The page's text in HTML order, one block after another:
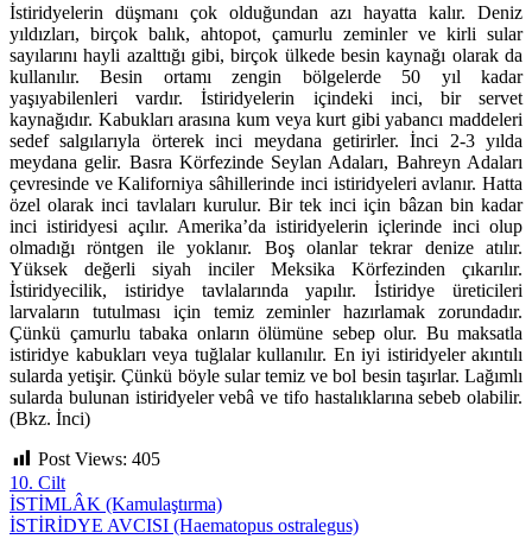
İstiridyelerin düşmanı çok olduğundan azı hayatta kalır. Deniz
yıldızları, birçok balık, ahtopot, çamurlu zeminler ve kirli sular
sayılarını hayli azalttığı gibi, birçok ülkede besin kaynağı olarak da
kullanılır. Besin ortamı zengin bölgelerde 50 yıl kadar
yaşıyabilenleri vardır. İstiridyelerin içindeki inci, bir servet
kaynağıdır. Kabukları arasına kum veya kurt gibi yabancı maddeleri
sedef salgılarıyla örterek inci meydana getirirler. İnci 2-3 yılda
meydana gelir. Basra Körfezinde Seylan Adaları, Bahreyn Adaları
çevresinde ve Kaliforniya sâhillerinde inci istiridyeleri avlanır. Hatta
özel olarak inci tavlaları kurulur. Bir tek inci için bâzan bin kadar
inci istiridyesi açılır. Amerika’da istiridyelerin içlerinde inci olup
olmadığı röntgen ile yoklanır. Boş olanlar tekrar denize atılır.
Yüksek değerli siyah inciler Meksika Körfezinden çıkarılır.
İstiridyecilik, istiridye tavlalarında yapılır. İstiridye üreticileri
larvaların tutulması için temiz zeminler hazırlamak zorundadır.
Çünkü çamurlu tabaka onların ölümüne sebep olur. Bu maksatla
istiridye kabukları veya tuğlalar kullanılır. En iyi istiridyeler akıntılı
sularda yetişir. Çünkü böyle sular temiz ve bol besin taşırlar. Lağımlı
sularda bulunan istiridyeler vebâ ve tifo hastalıklarına sebeb olabilir.
(Bkz. İnci)
Post Views: 405
10. Cilt
Yazı
gezinmesi
İSTİMLÂK (Kamulaştırma)
İSTİRİDYE AVCISI (Haematopus ostralegus)